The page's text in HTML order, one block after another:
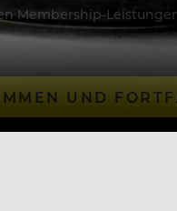
Membership-
UND